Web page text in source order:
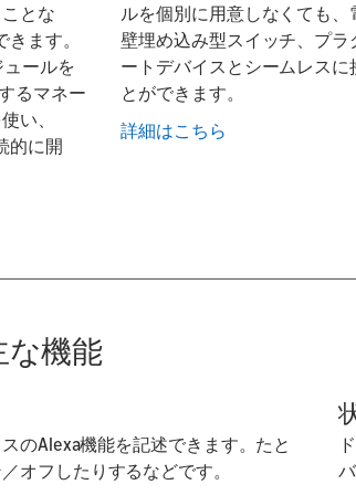
とな
ます。
ュールを
るマネー
い、
的に開
ルを個別に用意しなくても、
壁埋め込み型スイッチ、プ
ートデバイスとシームレスに
とができます。
詳細はこちら
な機能
のAlexa機能を記述できます。たと
オフしたりするなどです。